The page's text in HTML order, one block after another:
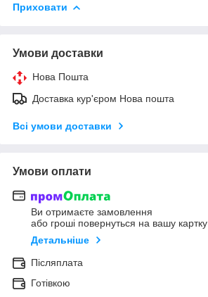
Приховати
Умови доставки
Нова Пошта
Доставка кур'єром Нова пошта
Всі умови доставки
Умови оплати
Ви отримаєте замовлення
або гроші повернуться на вашу картку
Детальніше
Післяплата
Готівкою